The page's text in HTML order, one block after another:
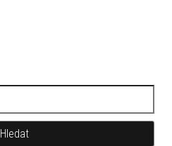
Hledat